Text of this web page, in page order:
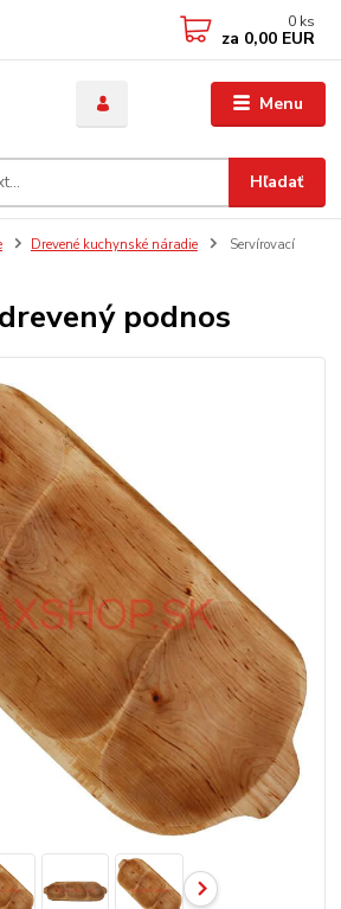
Menu
Hľadať
0 ks
za 0,00 EUR
Drevené kuchynské náradie
Servírovací
podnos